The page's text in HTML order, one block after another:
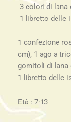
3 colori di lana
1 libretto delle
1 confezione
cm), 1 ago a
gomitoli di lana
1 libretto delle
Età : 7·13